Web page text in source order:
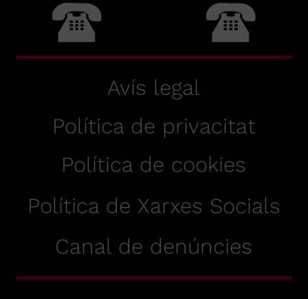
Política de Xarxes Socials
Avís legal
Política de privacitat
Política de cookies
Canal de denúncies